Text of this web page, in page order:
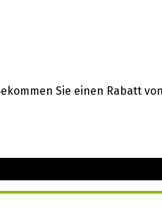
Sie einen Rabatt